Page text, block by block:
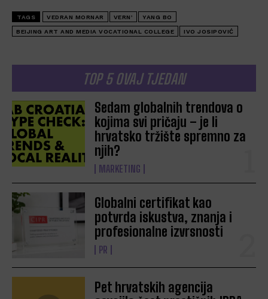
Budite u toku s novostima iz industrije!
TAGS VEDRAN MORNAR VERN’ YANG BO
BEIJING ART AND MEDIA VOCATIONAL COLLEGE IVO JOSIPOVIĆ
TOP 5 OVAJ TJEDAN
Sedam globalnih trendova o
kojima svi pričaju – je li
hrvatsko tržište spremno za
njih?
MARKETING
Globalni certifikat kao
potvrda iskustva, znanja i
profesionalne izvrsnosti
PR
Pet hrvatskih agencija